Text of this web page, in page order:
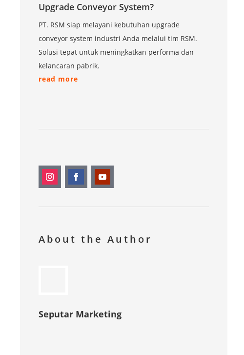
Upgrade Conveyor System?
PT. RSM siap melayani kebutuhan upgrade
conveyor system industri Anda melalui tim RSM.
Solusi tepat untuk meningkatkan performa dan
kelancaran pabrik.
read more
About the Author
Seputar Marketing